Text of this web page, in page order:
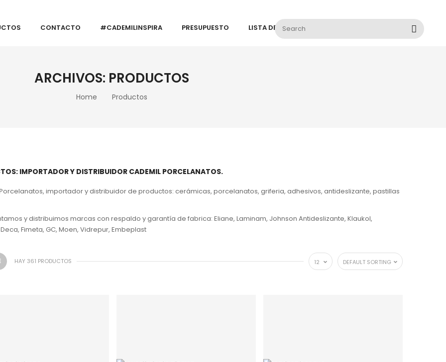
CONTACTO #CADEMILINSPIRA PRESUPUESTO LISTA DE DESEOS
ARCHIVOS: PRODUCTOS
Home Productos
IMPORTADOR Y DISTRIBUIDOR CADEMIL PORCELANATOS.
importador y distribuidor de productos: cerámicas, porcelanatos, griferia, adhesivos, antideslizante, pastillas
y distribuimos marcas con respaldo y garantía de fabrica: Eliane, Laminam, Johnson Antideslizante, Klaukol,
Fimeta, GC, Moen, Vidrepur, Embeplast
HAY 361 PRODUCTOS DEFAULT SORTING
12